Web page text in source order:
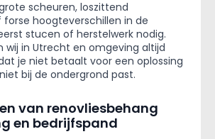
scheuren, loszittend
forse hoogteverschillen in de
stucen of herstelwerk nodig.
wij in Utrecht en omgeving altijd
je niet betaalt voor een oplossing
bij de ondergrond past.
van renovliesbehang
en bedrijfspand